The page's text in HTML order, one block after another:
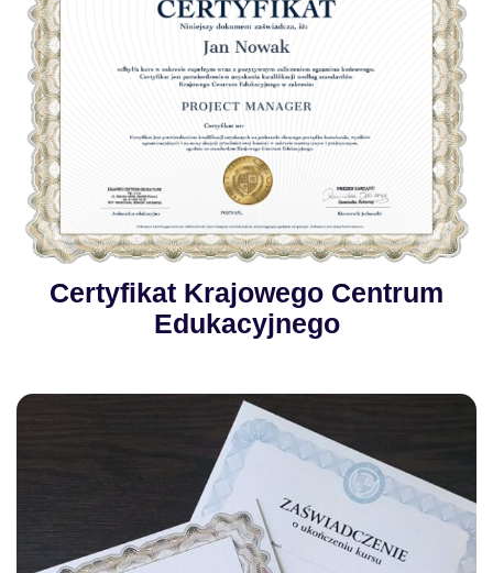
Certyfikat Krajowego Centrum
Edukacyjnego